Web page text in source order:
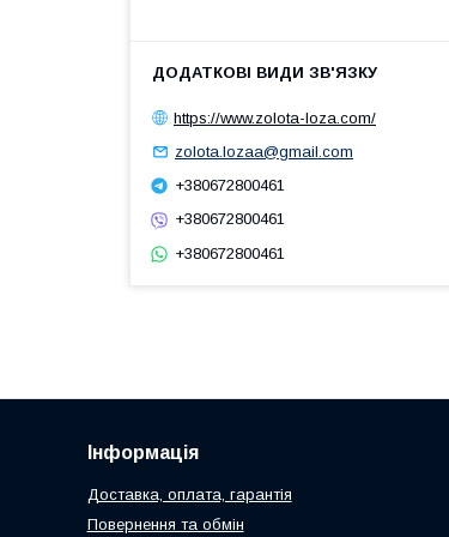
https://www.zolota-loza.com/
zolota.lozaa@gmail.com
+380672800461
+380672800461
+380672800461
Інформація
Доставка, оплата, гарантія
Повернення та обмін